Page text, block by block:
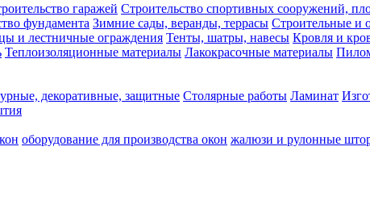
гаражей Строительство спортивных сооружений,
фундамента Зимние сады, веранды, террасы Строительные и
и лестничные ограждения Тенты, шатры, навесы Кровля и
Теплоизоляционные материалы Лакокрасочные материалы
декоративные, защитные Столярные работы Ламинат
оборудование для производства окон жалюзи и рулонные